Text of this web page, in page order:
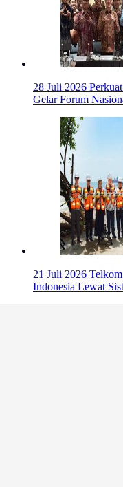
28 Juli 2026
Gelar Forum
21 Juli 2026
Indonesia Lewat